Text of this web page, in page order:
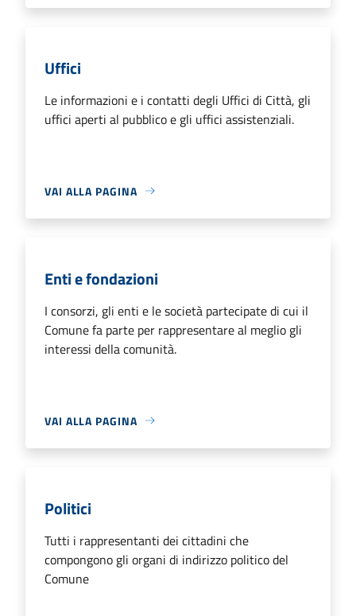
Uffici
Le informazioni e i contatti degli Uffici di Città, gli
uffici aperti al pubblico e gli uffici assistenziali.
VAI ALLA PAGINA
Enti e fondazioni
I consorzi, gli enti e le società partecipate di cui il
Comune fa parte per rappresentare al meglio gli
interessi della comunità.
VAI ALLA PAGINA
Politici
Tutti i rappresentanti dei cittadini che
compongono gli organi di indirizzo politico del
Comune